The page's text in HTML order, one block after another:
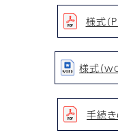
様式（
様式（
手続き